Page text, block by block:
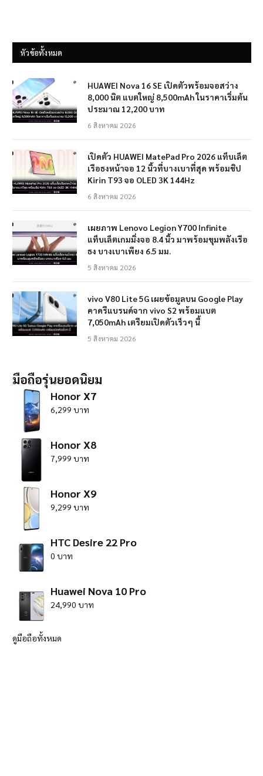
หัวข้อทั้งหมด
HUAWEI Nova 16 SE เปิดตัวพร้อมจอสว่าง
8,000 นิต แบตใหญ่ 8,500mAh ในราคาเริ่มต้น
ประมาณ 12,200 บาท
6 สิงหาคม 2026
เปิดตัว HUAWEI MatePad Pro 2026 แท็บเล็ต
เรือธงหน้าจอ 12 นิ้วที่บางเบาที่สุด พร้อมชิป
Kirin T93 จอ OLED 3K 144Hz
6 สิงหาคม 2026
เผยภาพ Lenovo Legion Y700 Infinite
แท็บเล็ตเกมมิ่งจอ 8.4 นิ้ว มาพร้อมขุมพลังเรือ
ธง บางเบาเพียง 6.5 มม.
5 สิงหาคม 2026
vivo V80 Lite 5G เผยข้อมูลบน Google Play
คาดรีแบรนด์จาก vivo S2 พร้อมแบต
7,050mAh เตรียมเปิดตัวเร็วๆ นี้
5 สิงหาคม 2026
มือถือรุ่นยอดนิยม
Honor X7
6,299 บาท
Honor X8
7,999 บาท
Honor X9
9,299 บาท
HTC Desire 22 Pro
0 บาท
Huawei Nova 10 Pro
24,990 บาท
ดูมือถือทั้งหมด